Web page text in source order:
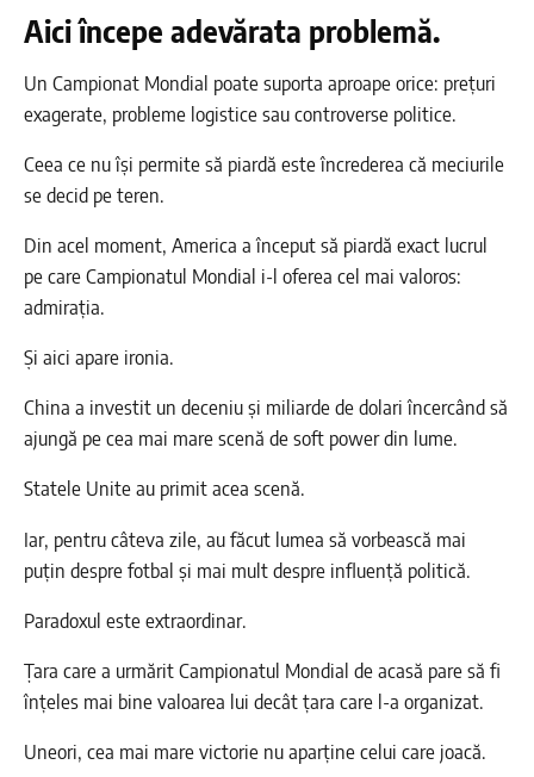
Aici începe adevărata problemă.
Un Campionat Mondial poate suporta aproape orice: prețuri
exagerate, probleme logistice sau controverse politice.
Ceea ce nu își permite să piardă este încrederea că meciurile
se decid pe teren.
Din acel moment, America a început să piardă exact lucrul
pe care Campionatul Mondial i-l oferea cel mai valoros:
admirația.
Și aici apare ironia.
China a investit un deceniu și miliarde de dolari încercând să
ajungă pe cea mai mare scenă de soft power din lume.
Statele Unite au primit acea scenă.
Iar, pentru câteva zile, au făcut lumea să vorbească mai
puțin despre fotbal și mai mult despre influență politică.
Paradoxul este extraordinar.
Țara care a urmărit Campionatul Mondial de acasă pare să fi
înțeles mai bine valoarea lui decât țara care l-a organizat.
Uneori, cea mai mare victorie nu aparține celui care joacă.